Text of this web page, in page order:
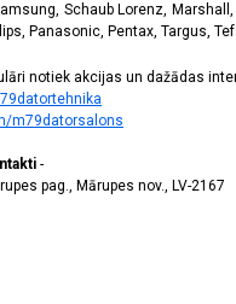
Schaub Lorenz,
Panasonic, Pentax, Targus,
notiek akcijas un dažādas
m79datorsalons
-
pag., Mārupes nov., LV-2167